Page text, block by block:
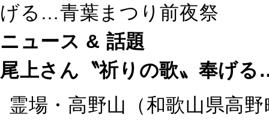
げる…青葉まつり前夜祭
ニュース & 話題
尾上さん〝祈りの歌〟奉げ
霊場・高野山（和歌山県高